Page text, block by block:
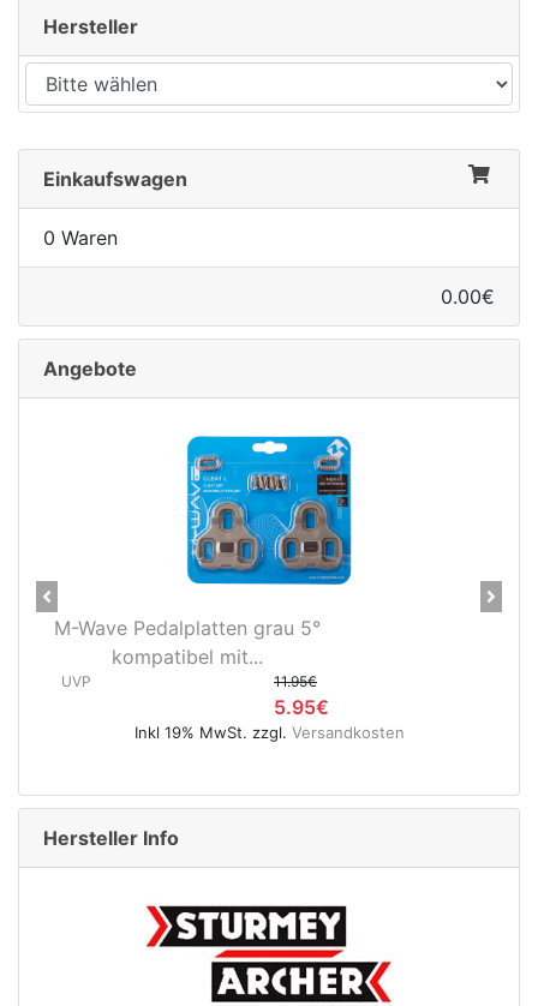
Hersteller
Einkaufswagen
0 Waren
0.00€
Angebote
Novatec X-Light Disc
Hinterradnabe Boost CL
89.95€
49.95€
Previous Next
Hersteller Info